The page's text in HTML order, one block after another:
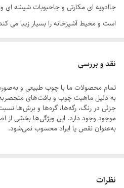
جاادویه ای مکارتی و جاحبوبات شیشه ای و
است و محیط آشپزخانه را بسیار زیبا می
نقد و بررسی
تمام محصولات ما با چوب طبیعی و
به دلیل ماهیت چوب و بافت‌های
جزئی در رنگ، رگه‌ها، گره‌ها و برش‌ها
موجود وجود دارد. این ویژگی‌ها بخشی
به‌عنوان نقص یا ایراد محسوب نمی‌شود.
سفارش به‌منزله‌ی پذیرش این موارد و
نظرات